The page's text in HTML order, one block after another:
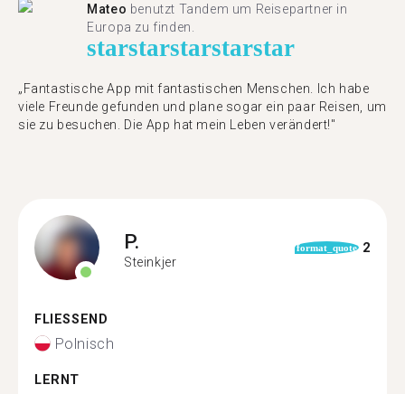
Mateo benutzt Tandem um Reisepartner in
Europa zu finden.
starstarstarstarstar
„Fantastische App mit fantastischen Menschen. Ich habe
viele Freunde gefunden und plane sogar ein paar Reisen, um
sie zu besuchen. Die App hat mein Leben verändert!"
P.
Steinkjer
format_quote 2
FLIESSEND
Polnisch
LERNT